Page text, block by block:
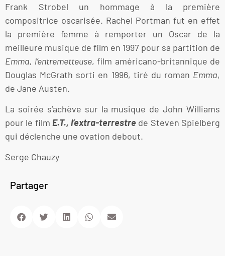
Frank Strobel un hommage à la première
compositrice oscarisée. Rachel Portman fut en effet
la première femme à remporter un Oscar de la
meilleure musique de film en 1997 pour sa partition de
Emma, l’entremetteuse, film américano-britannique de
Douglas McGrath sorti en 1996, tiré du roman Emma,
de Jane Austen.
La soirée s’achève sur la musique de John Williams
pour le film E.T., l’extra-terrestrede Steven Spielberg
qui déclenche une ovation debout.
Serge Chauzy
Partager